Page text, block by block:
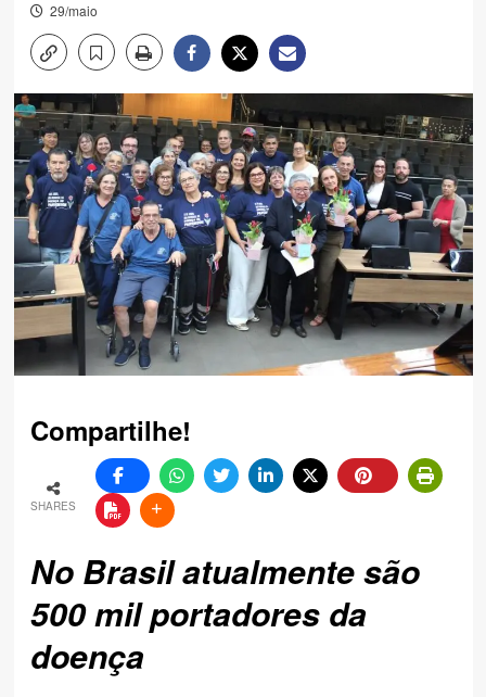
29/maio
Compartilhe!
SHARES
No Brasil atualmente são
500 mil portadores da
doença